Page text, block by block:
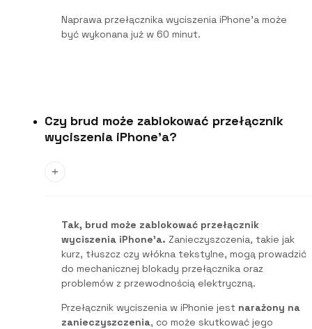
Naprawa przełącznika wyciszenia iPhone’a może
być wykonana już w 60 minut.
Czy brud może zablokować przełącznik
wyciszenia iPhone'a?
Tak, brud może zablokować przełącznik
wyciszenia iPhone’a. Zanieczyszczenia, takie jak
kurz, tłuszcz czy włókna tekstylne, mogą prowadzić
do mechanicznej blokady przełącznika oraz
problemów z przewodnością elektryczną.
Przełącznik wyciszenia w iPhonie jest narażony na
zanieczyszczenia, co może skutkować jego